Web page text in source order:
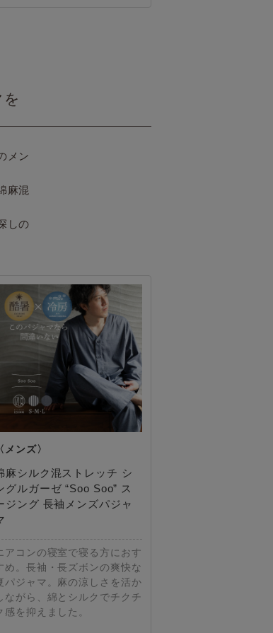
メン
麻混
しの
麻シルク混ストレッチ シ
グルガーゼ “Soo Soo” ス
ジング 長袖メンズパジャ
アコンの寝室で寝る方におす
め。長袖・長ズボンの爽快な
パジャマ。麻の涼しさを活か
ながら、綿とシルクでチクチ
感を抑えました。